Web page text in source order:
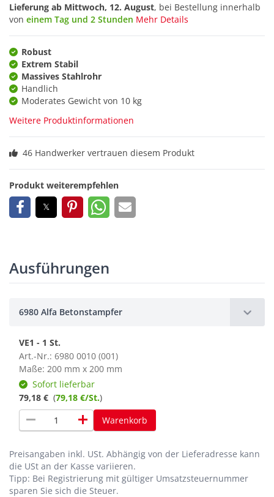
Lieferung ab Mittwoch, 12. August, bei Bestellung innerhalb
von einem Tag und 2 Stunden Mehr Details
Robust
Extrem Stabil
Massives Stahlrohr
Handlich
Moderates Gewicht von 10 kg
Weitere Produktinformationen
46 Handwerker vertrauen diesem Produkt
Produkt weiterempfehlen
Ausführungen
6980 Alfa Betonstampfer
VE1 - 1 St.
Art.-Nr.: 6980 0010 (001)
Maße: 200 mm x 200 mm
Sofort lieferbar
79,18 € (79,18 €/St.)
remove add Warenkorb
Preisangaben inkl. USt. Abhängig von der Lieferadresse kann
die USt an der Kasse variieren.
Tipp: Bei Registrierung mit gültiger Umsatzsteuernummer
sparen Sie sich die Steuer.